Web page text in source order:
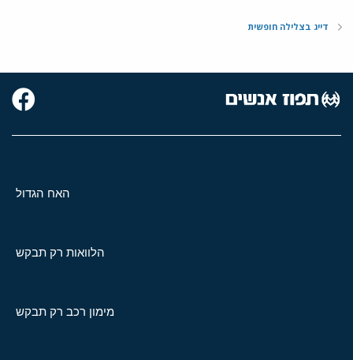
דייג בצלילה חופשית
האח הגדול
הלוואות רק תבקש
מימון רכב רק תבקש